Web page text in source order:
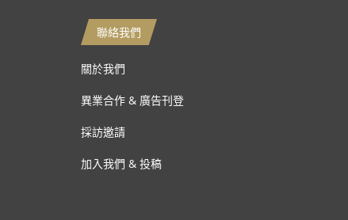
聯絡我們
關於我們
異業合作 & 廣告刊登
採訪邀請
加入我們 & 投稿